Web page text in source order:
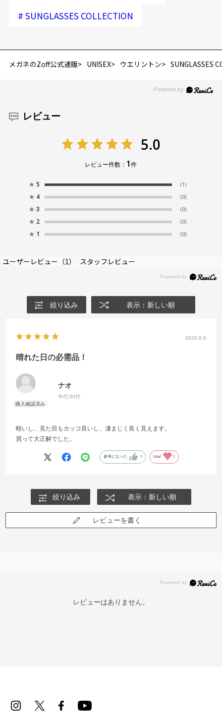
# SUNGLASSES COLLECTION
メガネのZoff公式通販 UNISEX ウエリントン SUNGLASSES
レビュー
5.0
レビュー件数： 1件
★ 5 (1)
★ 4 (0)
★ 3 (0)
★ 2 (0)
★ 1 (0)
ユーザーレビュー （1） スタッフレビュー
絞り込み 表示：新しい順
2026.6.9
晴れた日の必需品！
ナオ
年代:50代
軽いし、見た目もカッコ良いし、凄まじく良く見えます。
買って大正解でした。
参考になった 0 Like! 0
絞り込み 表示：新しい順
レビューを書く
レビューはありません。